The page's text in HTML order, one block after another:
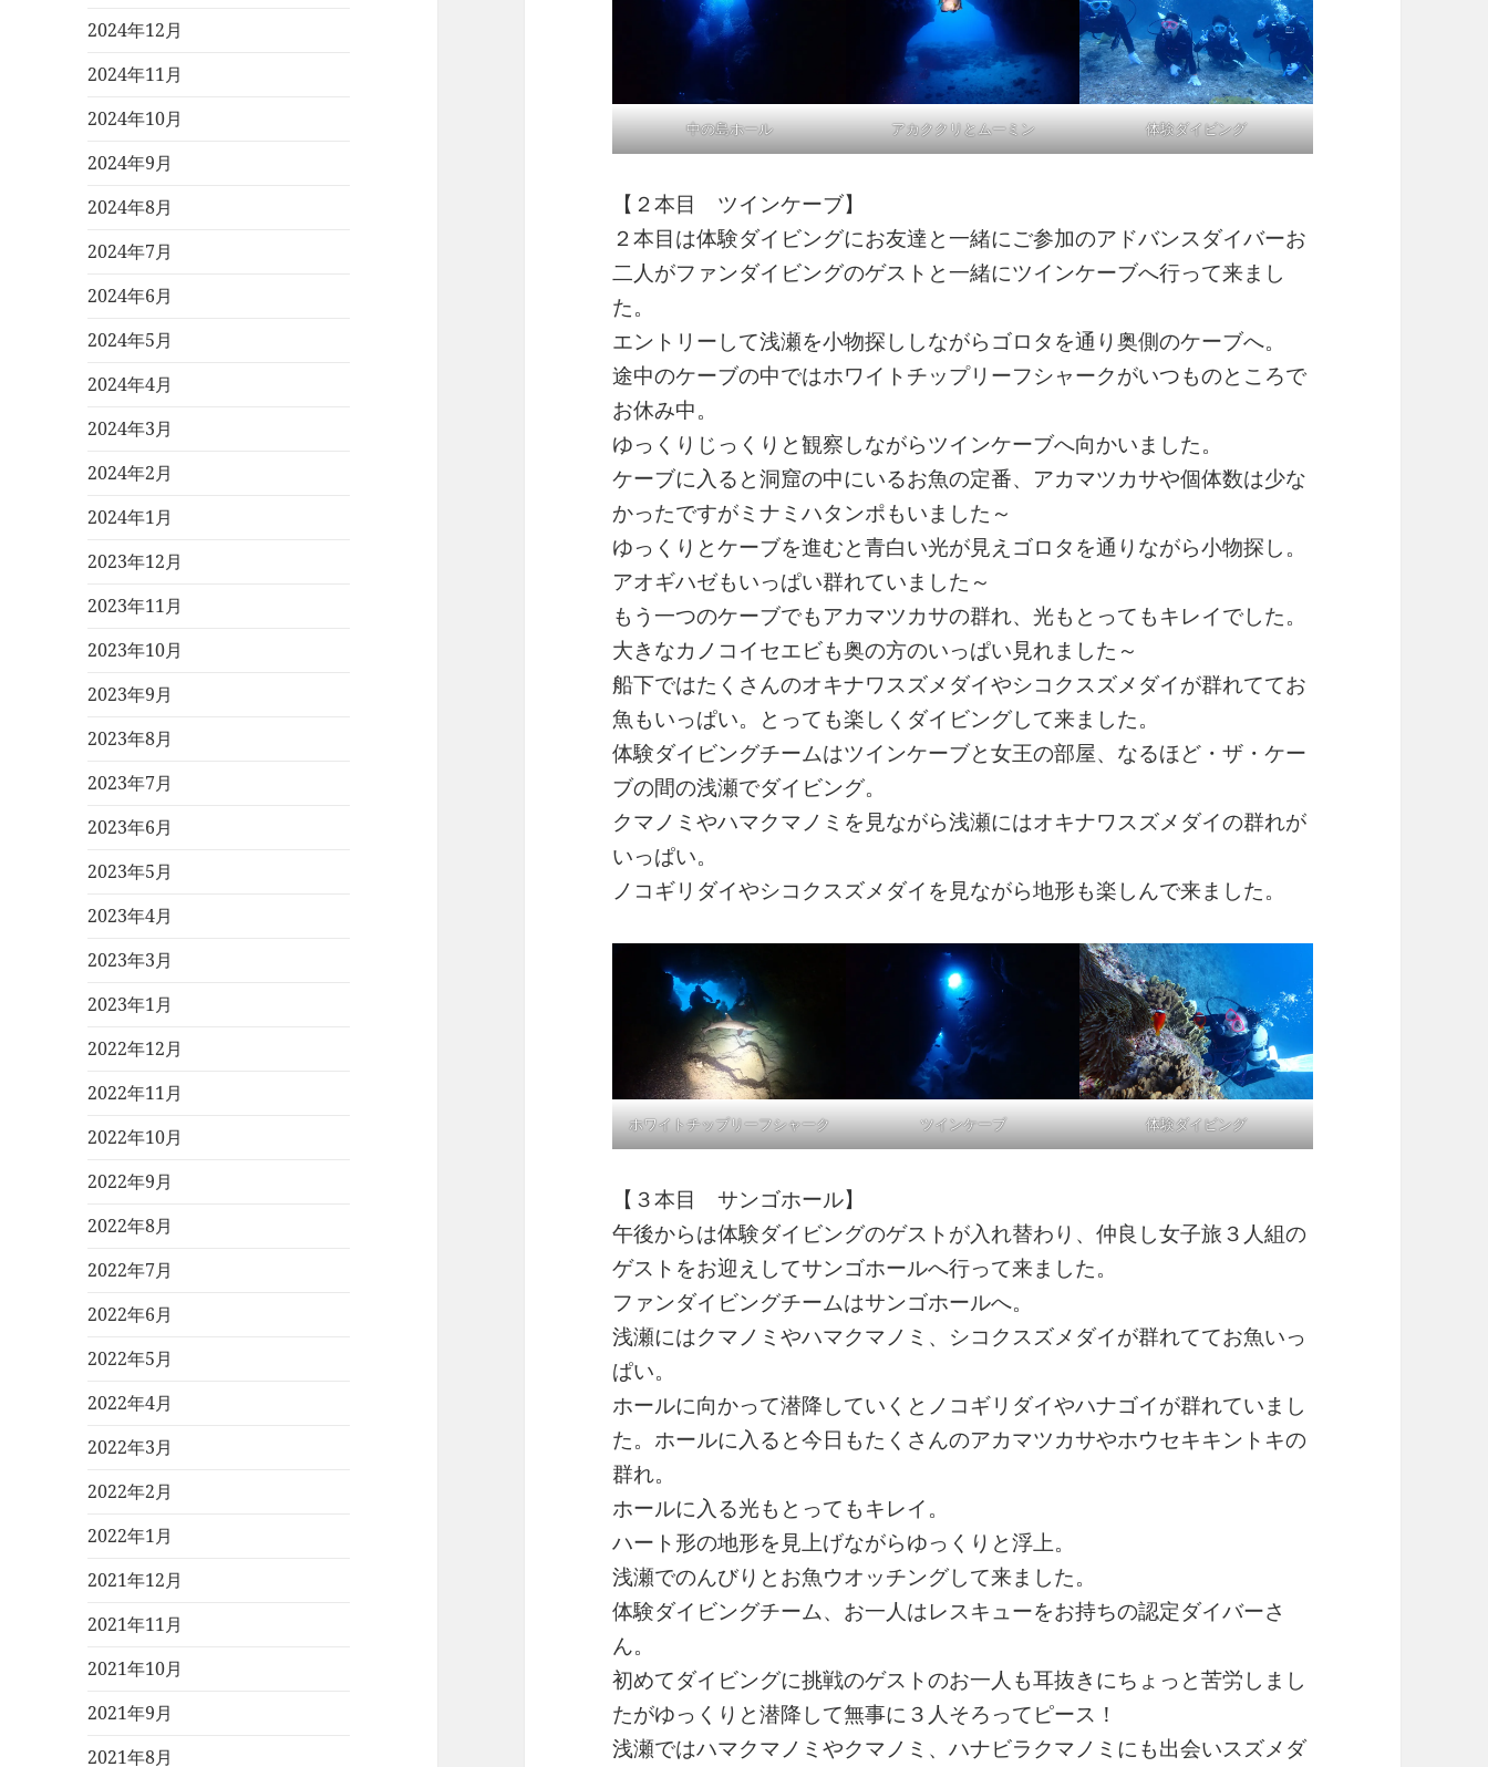
2024年12月
2024年11月
2024年10月
2024年9月
2024年8月
2024年7月
2024年6月
2024年5月
2024年4月
2024年3月
2024年2月
2024年1月
2023年12月
2023年11月
2023年10月
2023年9月
2023年8月
2023年7月
2023年6月
2023年5月
2023年4月
2023年3月
2023年1月
2022年12月
2022年11月
2022年10月
2022年9月
2022年8月
2022年7月
2022年6月
2022年5月
2022年4月
2022年3月
2022年2月
2022年1月
2021年12月
2021年11月
2021年10月
2021年9月
2021年8月
中の島ホール アカククリとムーミン 体験ダイビング
【２本目 ツインケーブ】
２本目は体験ダイビングにお友達と一緒にご参加のアドバンスダイバーお
二人がファンダイビングのゲストと一緒にツインケーブへ行って来まし
た。
エントリーして浅瀬を小物探ししながらゴロタを通り奥側のケーブへ。
途中のケーブの中ではホワイトチップリーフシャークがいつものところで
お休み中。
ゆっくりじっくりと観察しながらツインケーブへ向かいました。
ケーブに入ると洞窟の中にいるお魚の定番、アカマツカサや個体数は少な
かったですがミナミハタンポもいました～
ゆっくりとケーブを進むと青白い光が見えゴロタを通りながら小物探し。
アオギハゼもいっぱい群れていました～
もう一つのケーブでもアカマツカサの群れ、光もとってもキレイでした。
大きなカノコイセエビも奥の方のいっぱい見れました～
船下ではたくさんのオキナワスズメダイやシコクスズメダイが群れててお
魚もいっぱい。とっても楽しくダイビングして来ました。
体験ダイビングチームはツインケーブと女王の部屋、なるほど・ザ・ケー
ブの間の浅瀬でダイビング。
クマノミやハマクマノミを見ながら浅瀬にはオキナワスズメダイの群れが
いっぱい。
ノコギリダイやシコクスズメダイを見ながら地形も楽しんで来ました。
ホワイトチップリーフシャーク ツインケーブ 体験ダイビング
【３本目 サンゴホール】
午後からは体験ダイビングのゲストが入れ替わり、仲良し女子旅３人組の
ゲストをお迎えしてサンゴホールへ行って来ました。
ファンダイビングチームはサンゴホールへ。
浅瀬にはクマノミやハマクマノミ、シコクスズメダイが群れててお魚いっ
ぱい。
ホールに向かって潜降していくとノコギリダイやハナゴイが群れていまし
た。ホールに入ると今日もたくさんのアカマツカサやホウセキキントキの
群れ。
ホールに入る光もとってもキレイ。
ハート形の地形を見上げながらゆっくりと浮上。
浅瀬でのんびりとお魚ウオッチングして来ました。
体験ダイビングチーム、お一人はレスキューをお持ちの認定ダイバーさ
ん。
初めてダイビングに挑戦のゲストのお一人も耳抜きにちょっと苦労しまし
たがゆっくりと潜降して無事に３人そろってピース！
浅瀬ではハマクマノミやクマノミ、ハナビラクマノミにも出会いスズメダ